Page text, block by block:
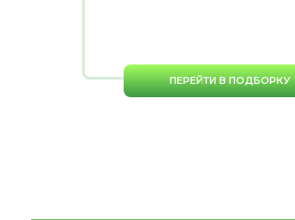
ПЕРЕЙТИ В ПОДБОРКУ